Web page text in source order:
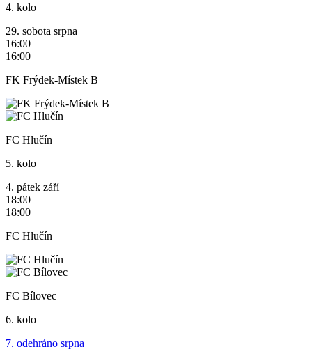
4. kolo
29. sobota srpna
16:00
16:00
FK Frýdek-Místek B
FC Hlučín
5. kolo
4. pátek září
18:00
18:00
FC Hlučín
FC Bílovec
6. kolo
7. odehráno srpna